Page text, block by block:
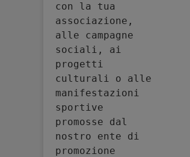
con la tua
associazione,
alle campagne
sociali, ai
progetti
culturali o alle
manifestazioni
sportive
promosse dal
nostro ente di
promozione